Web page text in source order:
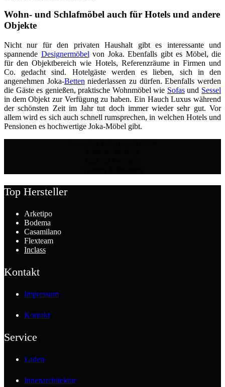
Wohn- und Schlafmöbel auch für Hotels und andere
Objekte
Nicht nur für den privaten Haushalt gibt es interessante und
spannende Designermöbel von Joka. Ebenfalls gibt es Möbel, die
für den Objektbereich wie Hotels, Referenzräume in Firmen und
Co. gedacht sind. Hotelgäste werden es lieben, sich in den
angenehmen Joka-Betten niederlassen zu dürfen. Ebenfalls werden
die Gäste es genießen, praktische Wohnmöbel wie Sofasund Sessel
in dem Objekt zur Verfügung zu haben. Ein Hauch Luxus während
der schönsten Zeit im Jahr tut doch immer wieder sehr gut. Vor
allem wird es sich auch schnell rumsprechen, in welchen Hotels und
Pensionen es hochwertige Joka-Möbel gibt.
Top Hersteller
Arketipo
Bodema
Casamilano
Flexteam
Inclass
Kontakt
Impressum
Kontakt
Service
Laden
Innenarchitektur